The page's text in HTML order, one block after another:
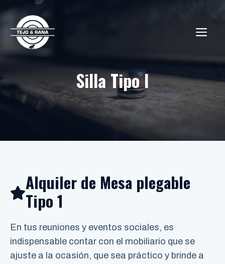
contenido
Silla Tipo I
Alquiler de Mesa plegable
Tipo 1
En tus reuniones y eventos sociales, es
indispensable contar con el mobiliario que se
ajuste a la ocasión, que sea práctico y brinde a